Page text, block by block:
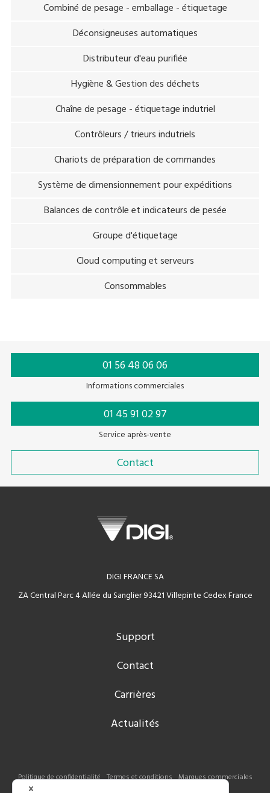
Combiné de pesage - emballage - étiquetage
Déconsigneuses automatiques
Distributeur d'eau purifiée
Hygiène & Gestion des déchets
Chaîne de pesage - étiquetage indutriel
Contrôleurs / trieurs indutriels
Chariots de préparation de commandes
Système de dimensionnement pour expéditions
Balances de contrôle et indicateurs de pesée
Groupe d'étiquetage
Cloud computing et serveurs
Consommables
01 56 48 06 06
Informations commerciales
01 45 91 02 97
Service après-vente
Contact
DIGI FRANCE SA
ZA Central Parc 4 Allée du Sanglier 93421 Villepinte Cedex France
Support
Contact
Carrières
Actualités
Politique de confidentialité Termes et conditions Marques commerciales